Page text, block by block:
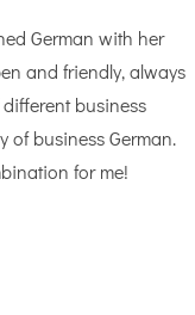
German with her
and friendly, always
business
of business German.
for me!